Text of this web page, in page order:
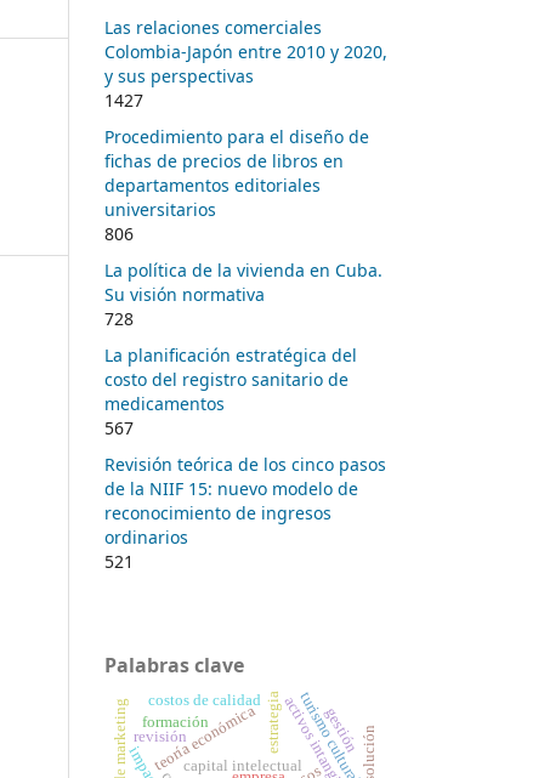
Las relaciones comerciales
Colombia-Japón entre 2010 y 2020,
y sus perspectivas
1427
Procedimiento para el diseño de
fichas de precios de libros en
departamentos editoriales
universitarios
806
La política de la vivienda en Cuba.
Su visión normativa
728
La planificación estratégica del
costo del registro sanitario de
medicamentos
567
Revisión teórica de los cinco pasos
de la NIIF 15: nuevo modelo de
reconocimiento de ingresos
ordinarios
521
Palabras clave
teoría económica activos intangibles
capital intelectual
costos de calidad turismo cultural
estrategia gestión
revisión
formación
resolución